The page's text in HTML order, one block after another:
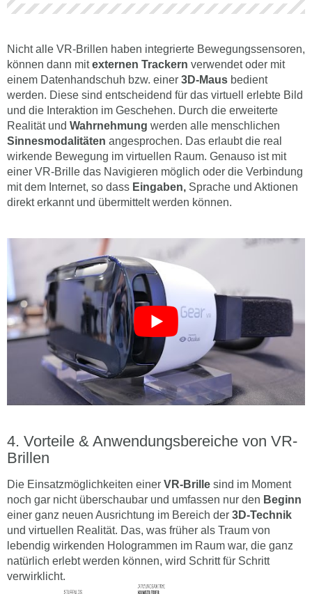
Nicht alle VR-Brillen haben integrierte Bewegungssensoren,
können dann mitexternen Trackern verwendet oder mit
einem Datenhandschuh bzw. einer 3D-Maus bedient
werden. Diese sind entscheidend für das virtuell erlebte Bild
und die Interaktion im Geschehen. Durch die erweiterte
Realität und Wahrnehmung werden alle menschlichen
Sinnesmodalitäten angesprochen. Das erlaubt die real
wirkende Bewegung im virtuellen Raum. Genauso ist mit
einer VR-Brille das Navigieren möglich oder die Verbindung
mit dem Internet, so dass Eingaben, Sprache und Aktionen
direkt erkannt und übermittelt werden können.
Vorteile & Anwendungsbereiche von VR-
Brillen
Die Einsatzmöglichkeiten einer VR-Brille sind im Moment
noch gar nicht überschaubar und umfassen nur den Beginn
einer ganz neuen Ausrichtung im Bereich der 3D-Technik
und virtuellen Realität. Das, was früher als Traum von
lebendig wirkenden Hologrammen im Raum war, die ganz
natürlich erlebt werden können, wird Schritt für Schritt
verwirklicht.